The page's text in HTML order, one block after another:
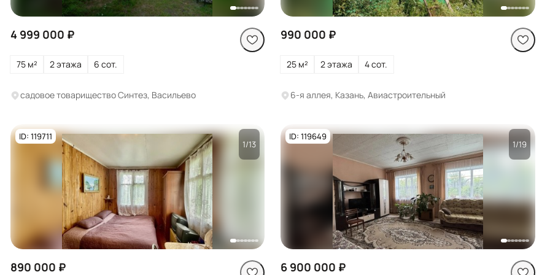
4 999 000 ₽
75 м² 2 этажа 6 сот.
садовое товарищество Синтез, Васильево
990 000 ₽
25 м² 2 этажа 4 сот.
6-я аллея, Казань, Авиастроительный
Посмотреть все
фото
ID: 119711
1/13
890 000 ₽
Посмотреть все
фото
ID: 119649
1/19
6 900 000 ₽